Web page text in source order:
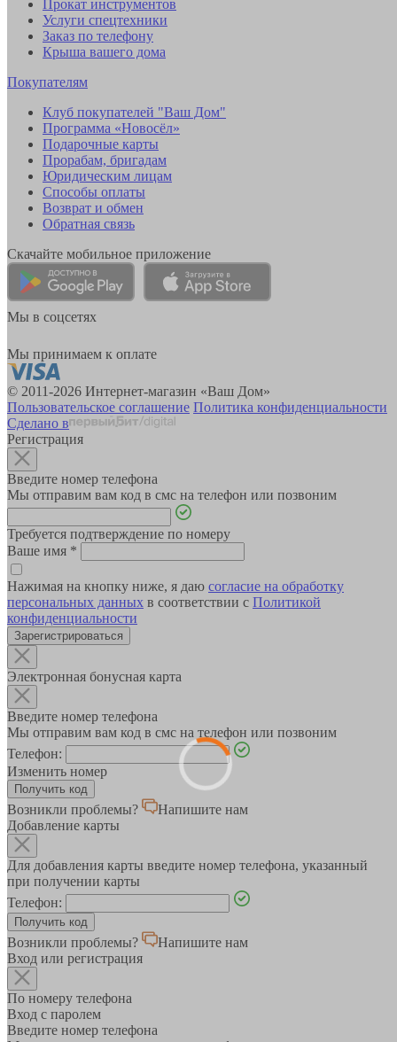
Прокат инструментов
Услуги спецтехники
Заказ по телефону
Крыша вашего дома
Покупателям
Клуб покупателей "Ваш Дом"
Программа «Новосёл»
Подарочные карты
Прорабам, бригадам
Юридическим лицам
Способы оплаты
Возврат и обмен
Обратная связь
Скачайте мобильное приложение
Мы в соцсетях
Мы принимаем к оплате
© 2011-2026 Интернет-магазин «Ваш Дом»
Пользовательское соглашение Политика конфиденциальности
Сделано в
Регистрация
Введите номер телефона
Мы отправим вам код в смс на телефон или позвоним
Требуется подтверждение по номеру
Ваше имя *
Нажимая на кнопку ниже, я даю согласие на обработку
персональных данных в соответствии с Политикой
конфиденциальности
Зарегистрироваться
Электронная бонусная карта
Введите номер телефона
Мы отправим вам код в смс на телефон или позвоним
Телефон:
Изменить номер
Возникли проблемы?
Напишите нам
Добавление карты
Для добавления карты введите номер телефона, указанный
при получении карты
Телефон:
Возникли проблемы?
Напишите нам
Вход или регистрация
По номеру телефона
Вход с паролем
Введите номер телефона